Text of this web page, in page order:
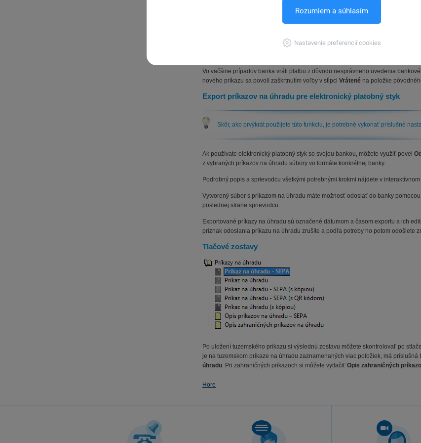
Rozumiem a súhlasím
Nastavenie preferencií cookies
Otvoriť položky→ prejdete do agendy
vložené a pripravené na preplatenie. Alebo už preplatené sú. Tento prehľad
Riešenie vrátených platieb
Ak vám banka príkaz na úhradu, resp. platbu vráti, vykonajte kontrolu. V
Vo väčšine prípadov banka vráti platbu z dôvodu nesprávneho uvedenia
nového príkazu sa povolí zaškrtnutím voľby v stĺpci Vrátené na položke
Export príkazov na úhradu pre elektronický platobný styk
Skôr, ako prvýkrát použijete túto funkciu, je potrebné vykonať príslušné
Ak používate elektronický platobný styk so svojou bankou, môžete využiť povel
z vybraných príkazov na úhradu súbory vo formáte konkrétnej banky.
Podrobný popis a sprievodcu všetkými potrebnými krokmi nájdete v
Vytvorený súbor s príkazom na úhradu máte možnosť odoslať do banky
poslednej strane sprievodcu.
Exportované príkazy na úhradu sú označené dátumom a časom exportu a ich
príznak odoslania príkazu na úhradu zrušíte a podľa potreby ho potom odošlete
Tlačové zostavy
Po uložení tuzemského príkazu si výslednú zostavu môžete skontrolovať po
je na tuzemskom príkaze na úhradu zaznamenaných viac položiek, má
úhradu. Pri zahraničných príkazoch si môžete vytlačiť Opis zahraničných
Hore